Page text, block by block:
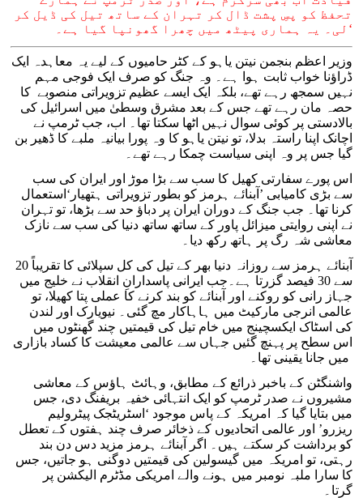
تحفظ کو پسِ پشت ڈال کر تہران کے ساتھ تیل کی ڈیل کر
لی۔ یہ ہماری پیٹھ میں چھرا گھونپا گیا ہے۔‘
وزیر اعظم بنجمن نیتن یاہو کے کٹر حامیوں کے لیے یہ معاہدہ ایک
ڈراؤنا خواب ثابت ہوا ہے۔ وہ جنگ کو صرف ایک فوجی مہم
نہیں سمجھ رہے تھے، بلکہ ایک ایسے عظیم تزویراتی منصوبے کا
حصہ مان رہے تھے جس کے بعد مشرق وسطیٰ میں اسرائیل کی
بالادستی پر کوئی سوال نہیں اٹھا سکتا تھا۔ اب، جب ٹرمپ نے
اچانک اپنا راستہ بدلا، تو نیتن یاہو کا وہ پورا بیانیہ ملبے کا ڈھیر بن
گیا جس پر وہ اپنی سیاست چمکا رہے تھے۔
اس پورے سفارتی کھیل کا سب سے بڑا موڑ اور ایران کی سب
سے بڑی کامیابی ’آبنائے ہرمز کو بطور تزویراتی ہتھیار‘استعمال
کرنا تھا۔ جب جنگ کے دوران ایران پر دباؤ حد سے بڑھا، تو تہران
نے اپنی روایتی میزائل پاور کے ساتھ ساتھ دنیا کی سب سے نازک
معاشی شہ رگ پر ہاتھ رکھ دیا۔
آبنائے ہرمز سے روزانہ دنیا بھر کے تیل کی کل سپلائی کا تقریباً 20
سے 30 فیصد گزرتا ہے۔جب ایرانی پاسدارانِ انقلاب نے خلیج میں
جہاز رانی کو روکنے اور آبنائے کو بند کرنے کا عملی پتا کھیلا، تو
عالمی انرجی مارکیٹ میں ہاہاکار مچ گئی۔ نیویارک اور لندن
کی اسٹاک ایکسچینج میں خام تیل کی قیمتیں چند گھنٹوں میں
اس سطح پر پہنچ گئیں جہاں سے عالمی معیشت کا کساد بازاری
میں جانا یقینی تھا۔
واشنگٹن کے باخبر ذرائع کے مطابق، وہائٹ ہاؤس کے معاشی
مشیروں نے صدر ٹرمپ کو ایک انتہائی خفیہ بریفنگ دی، جس
میں بتایا گیا کہ امریکہ کے پاس موجود ‘اسٹریٹجک پیٹرولیم
ریزرو’ اور عالمی اتحادیوں کے ذخائر صرف چند ہفتوں کے تعطل
کو برداشت کر سکتے ہیں۔ اگر آبنائے ہرمز مزید دس دن بند
رہتی، تو امریکہ میں گیسولین کی قیمتیں دوگنی ہو جاتیں، جس
کا سارا ملبہ نومبر میں ہونے والے امریکی مڈٹرم الیکشن پر
گرتا۔